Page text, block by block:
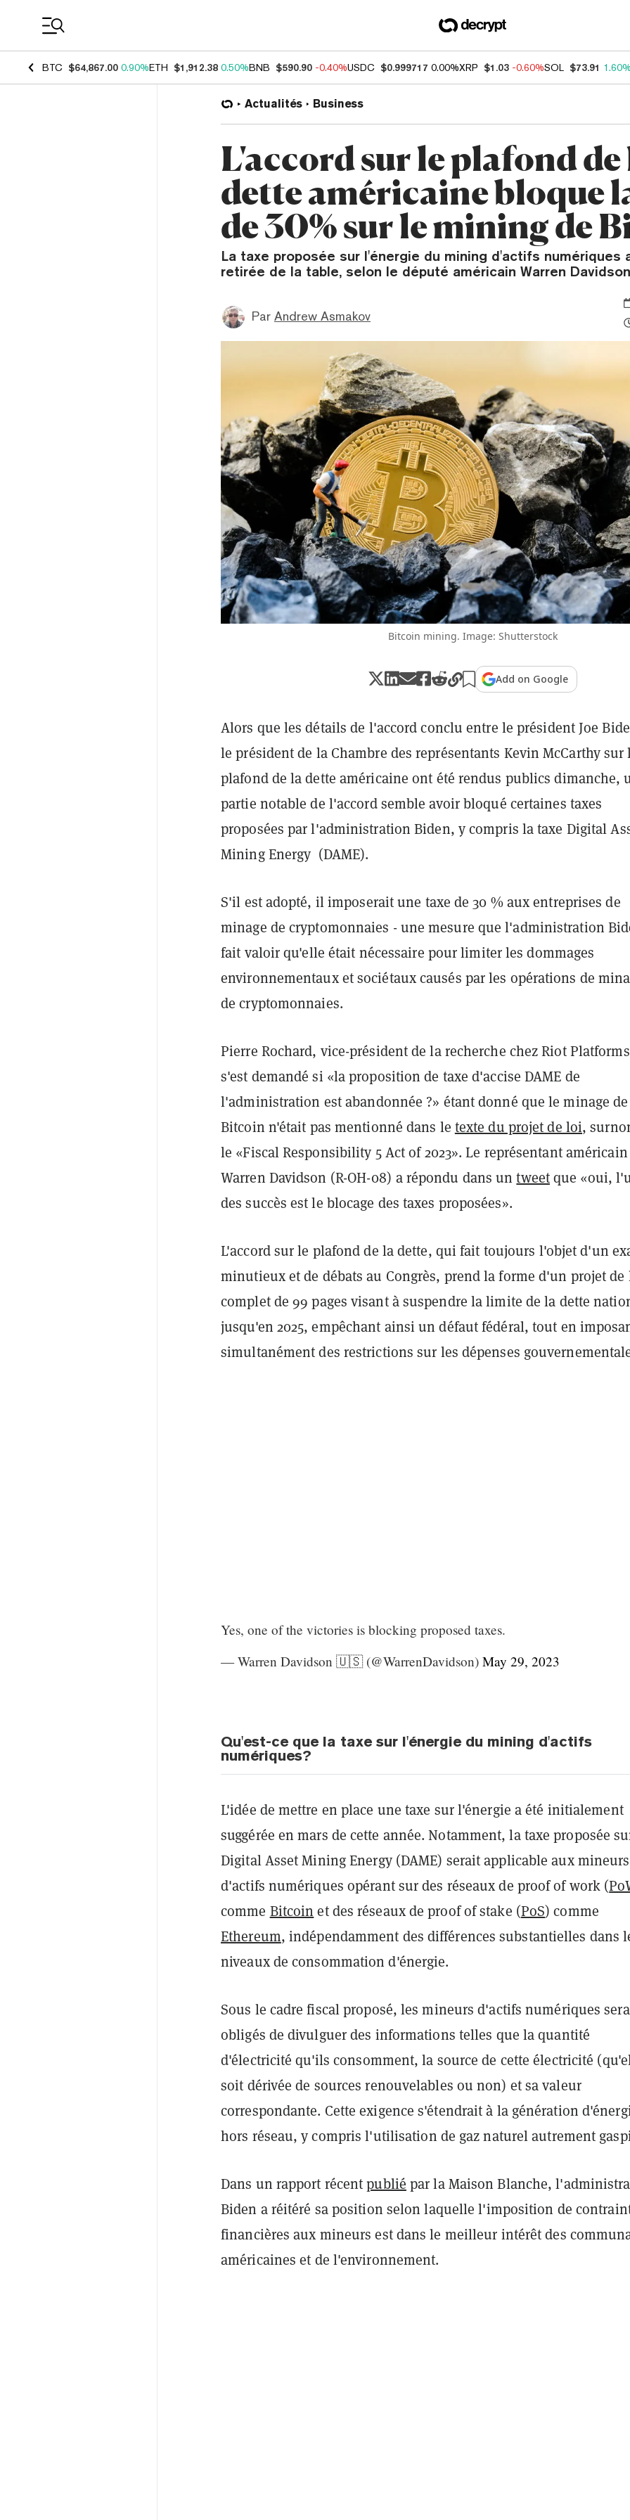
BTC $64,867.00 0.90%ETH $1,912.38 0.50%BNB $590.90 -0.40%USDC $0.999717 0.00%XRP $1.03 -0.60%SOL $73.91 1.60%
Actualités Business
L'accord sur le plafond de
dette américaine bloque
de 30% sur le mining de
La taxe proposée sur l'énergie du mining d'actifs numériques
retirée de la table, selon le député américain Warren
Par Andrew Asmakov
Bitcoin mining. Image: Shutterstock
Add on Google
Alors que les détails de l'accord conclu entre le président Joe
le président de la Chambre des représentants Kevin McCarthy sur
plafond de la dette américaine ont été rendus publics dimanche,
partie notable de l'accord semble avoir bloqué certaines taxes
proposées par l'administration Biden, y compris la taxe Digital
Mining Energy (DAME).
S'il est adopté, il imposerait une taxe de 30 % aux entreprises de
minage de cryptomonnaies - une mesure que l'administration
fait valoir qu'elle était nécessaire pour limiter les dommages
environnementaux et sociétaux causés par les opérations de
de cryptomonnaies.
Pierre Rochard, vice-président de la recherche chez Riot
s'est demandé si «la proposition de taxe d'accise DAME de
l'administration est abandonnée ?» étant donné que le minage de
Bitcoin n'était pas mentionné dans le texte du projet de loi,
le «Fiscal Responsibility 5 Act of 2023». Le représentant américain
Warren Davidson (R-OH-08) a répondu dans untweetque «oui,
des succès est le blocage des taxes proposées».
L'accord sur le plafond de la dette, qui fait toujours l'objet d'un
minutieux et de débats au Congrès, prend la forme d'un projet
complet de 99 pages visant à suspendre la limite de la dette
jusqu'en 2025, empêchant ainsi un défaut fédéral, tout en
simultanément des restrictions sur les dépenses
Yes, one of the victories is blocking proposed taxes.
— Warren Davidson 🇺🇸 (@WarrenDavidson) May 29, 2023
Qu'est-ce que la taxe sur l'énergie du mining d'actifs
numériques?
L'idée de mettre en place une taxe sur l'énergie a été initialement
suggérée en mars de cette année. Notamment, la taxe proposée
Digital Asset Mining Energy (DAME) serait applicable aux mineurs
d'actifs numériques opérant sur des réseaux de proof of work (
comme Bitcoin et des réseaux de proof of stake (PoS) comme
Ethereum, indépendamment des différences substantielles dans
niveaux de consommation d'énergie.
Sous le cadre fiscal proposé, les mineurs d'actifs numériques
obligés de divulguer des informations telles que la quantité
d'électricité qu'ils consomment, la source de cette électricité
soit dérivée de sources renouvelables ou non) et sa valeur
correspondante. Cette exigence s'étendrait à la génération
hors réseau, y compris l'utilisation de gaz naturel autrement
Dans un rapport récentpublié par la Maison Blanche,
Biden a réitéré sa position selon laquelle l'imposition de
financières aux mineurs est dans le meilleur intérêt des
américaines et de l'environnement.